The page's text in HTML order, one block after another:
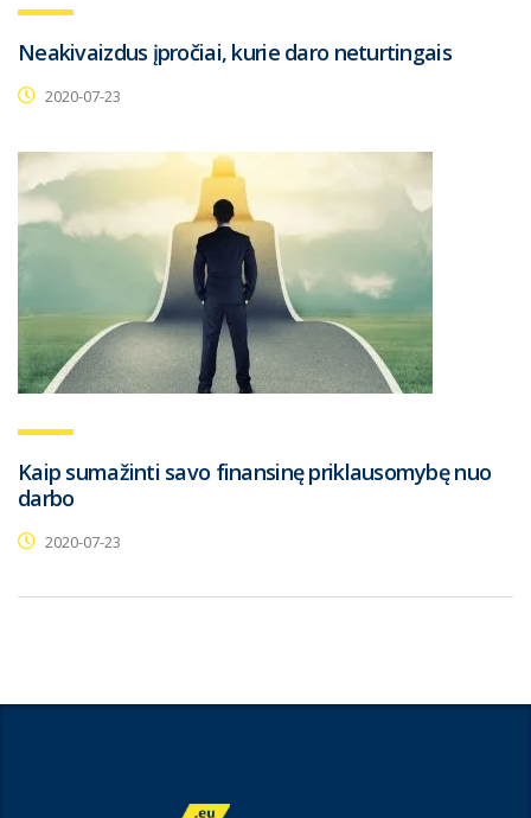
Neakivaizdus įpročiai, kurie daro neturtingais
2020-07-23
Kaip sumažinti savo finansinę priklausomybę nuo
darbo
2020-07-23